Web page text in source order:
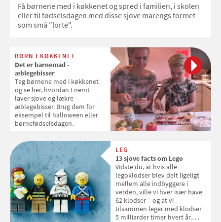
Få børnene med i køkkenet og spred i familien, i skolen
eller til fødselsdagen med disse sjove marengs formet
som små "lorte".
BØRN I KØKKENET
Det er barnemad -
æblegebisser
Tag børnene med i køkkenet
og se her, hvordan I nemt
laver sjove og lækre
æblegebisser. Brug dem for
eksempel til halloween eller
børnefødselsdagen.
LEG
13 sjove facts om Lego
Vidste du, at hvis alle
legoklodser blev delt ligeligt
mellem alle indbyggere i
verden, ville vi hver især have
62 klodser – og at vi
tilsammen leger med klodser
5 milliarder timer hvert år.